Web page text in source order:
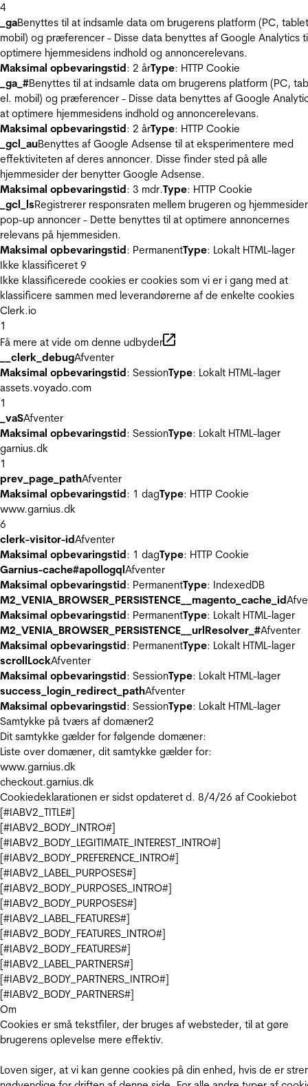
4
_gaBenyttes til at indsamle data om brugerens platform (PC,
mobil) og præferencer - Disse data benyttes af Google Analytics
optimere hjemmesidens indhold og annoncerelevans.
Maksimal opbevaringstid: 2 årType: HTTP Cookie
_ga_#Benyttes til at indsamle data om brugerens platform (PC,
el. mobil) og præferencer - Disse data benyttes af Google
at optimere hjemmesidens indhold og annoncerelevans.
Maksimal opbevaringstid: 2 årType: HTTP Cookie
_gcl_auBenyttes af Google Adsense til at eksperimentere med
effektiviteten af deres annoncer. Disse finder sted på alle
hjemmesider der benytter Google Adsense.
Maksimal opbevaringstid: 3 mdr.Type: HTTP Cookie
_gcl_lsRegistrerer responsraten mellem brugeren og
pop-up annoncer - Dette benyttes til at optimere annoncernes
relevans på hjemmesiden.
Maksimal opbevaringstid: PermanentType: Lokalt HTML-lager
Ikke klassificeret 9
Ikke klassificerede cookies er cookies som vi er i gang med at
klassificere sammen med leverandørerne af de enkelte cookies
Clerk.io
1
Få mere at vide om denne udbyder
__clerk_debugAfventer
Maksimal opbevaringstid: SessionType: Lokalt HTML-lager
assets.voyado.com
1
_vaSAfventer
Maksimal opbevaringstid: SessionType: Lokalt HTML-lager
garnius.dk
1
prev_page_pathAfventer
Maksimal opbevaringstid: 1 dagType: HTTP Cookie
www.garnius.dk
6
clerk-visitor-idAfventer
Maksimal opbevaringstid: 1 dagType: HTTP Cookie
Garnius-cache#apollogqlAfventer
Maksimal opbevaringstid: PermanentType: IndexedDB
M2_VENIA_BROWSER_PERSISTENCE__magento_cache_id
Maksimal opbevaringstid: PermanentType: Lokalt HTML-lager
M2_VENIA_BROWSER_PERSISTENCE__urlResolver_#Afventer
Maksimal opbevaringstid: PermanentType: Lokalt HTML-lager
scrollLockAfventer
Maksimal opbevaringstid: SessionType: Lokalt HTML-lager
success_login_redirect_pathAfventer
Maksimal opbevaringstid: SessionType: Lokalt HTML-lager
Samtykke på tværs af domæner2
Dit samtykke gælder for følgende domæner:
Liste over domæner, dit samtykke gælder for:
www.garnius.dk
checkout.garnius.dk
Cookiedeklarationen er sidst opdateret d. 8/4/26 af Cookiebot
[#IABV2_TITLE#]
[#IABV2_BODY_INTRO#]
[#IABV2_BODY_LEGITIMATE_INTEREST_INTRO#]
[#IABV2_BODY_PREFERENCE_INTRO#]
[#IABV2_LABEL_PURPOSES#]
[#IABV2_BODY_PURPOSES_INTRO#]
[#IABV2_BODY_PURPOSES#]
[#IABV2_LABEL_FEATURES#]
[#IABV2_BODY_FEATURES_INTRO#]
[#IABV2_BODY_FEATURES#]
[#IABV2_LABEL_PARTNERS#]
[#IABV2_BODY_PARTNERS_INTRO#]
[#IABV2_BODY_PARTNERS#]
Om
Cookies er små tekstfiler, der bruges af websteder, til at gøre
brugerens oplevelse mere effektiv.
Loven siger, at vi kan genne cookies på din enhed, hvis de er